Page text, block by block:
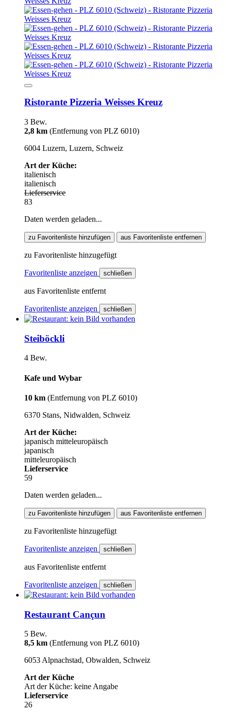
Ristorante Pizzeria Weisses Kreuz
3 Bew.
2,8 km (Entfernung von PLZ 6010)
6004 Luzern, Luzern, Schweiz
Art der Küche:
italienisch
italienisch
Lieferservice
83
Daten werden geladen...
zu Favoritenliste hinzufügen aus Favoritenliste entfernen
zu Favoritenliste hinzugefügt
Favoritenliste anzeigen schließen
aus Favoritenliste entfernt
Favoritenliste anzeigen schließen
Steiböckli
4 Bew.
Kafe und Wybar
10 km (Entfernung von PLZ 6010)
6370 Stans, Nidwalden, Schweiz
Art der Küche:
japanisch mitteleuropäisch
japanisch
mitteleuropäisch
Lieferservice
59
Daten werden geladen...
zu Favoritenliste hinzufügen aus Favoritenliste entfernen
zu Favoritenliste hinzugefügt
Favoritenliste anzeigen schließen
aus Favoritenliste entfernt
Favoritenliste anzeigen schließen
Restaurant Cançun
5 Bew.
8,5 km (Entfernung von PLZ 6010)
6053 Alpnachstad, Obwalden, Schweiz
Art der Küche
Art der Küche: keine Angabe
Lieferservice
26